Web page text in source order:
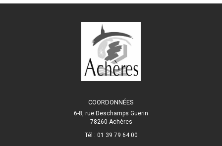
COORDONNÉES
6-8, rue Deschamps Guerin
78260 Achères
Tél : 01 39 79 64 00